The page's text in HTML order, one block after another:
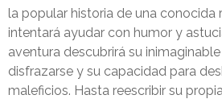
la popular historia de una conocida
intentará ayudar con humor y
aventura descubrirá su
disfrazarse y su capacidad para
maleficios. Hasta reescribir su